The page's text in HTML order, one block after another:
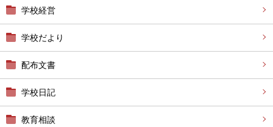
学校経営
学校だより
配布文書
学校日記
教育相談